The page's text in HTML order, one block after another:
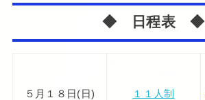
◆ 日程表 ◆
５月１８日(日) １１人制